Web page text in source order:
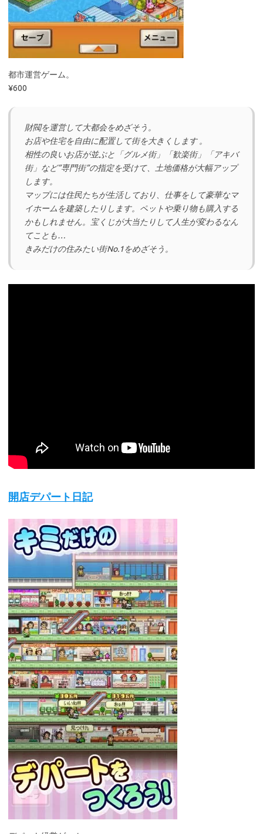
都市運営ゲーム。
¥600
財閥を運営して大都会をめざそう。
お店や住宅を自由に配置して街を大きくします 。
相性の良いお店が並ぶと「グルメ街」「歓楽街」「アキバ
街」など”専門街”の指定を受けて、土地価格が大幅アップ
します。
マップには住民たちが生活しており、仕事をして豪華なマ
イホームを建築したりします。ペットや乗り物も購入する
かもしれません。宝くじが大当たりして人生が変わるなん
てことも…
きみだけの住みたい街No.1をめざそう。
開店デパート日記